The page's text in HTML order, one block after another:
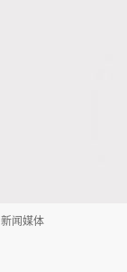
新闻媒体